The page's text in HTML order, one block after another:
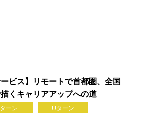
ビス】リモートで首都圏、全国
くキャリアアップへの道
ーン Uターン